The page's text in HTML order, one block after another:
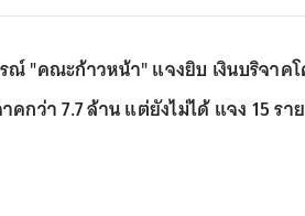
ณ์ "คณะก้าวหน้า" แจงยิบ เงินบริจาคโ
คกว่า 7.7 ล้าน แต่ยังไม่ได้ แจง 15 ร